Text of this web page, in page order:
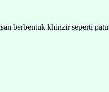
berbentuk khinzir seperti